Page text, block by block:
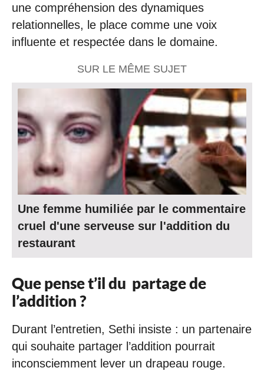
une compréhension des dynamiques
relationnelles, le place comme une voix
influente et respectée dans le domaine.
SUR LE MÊME SUJET
Une femme humiliée par le commentaire
cruel d'une serveuse sur l'addition du
restaurant
Que pense t’il du partage de
l’addition ?
Durant l’entretien, Sethi insiste : un partenaire
qui souhaite partager l’addition pourrait
inconsciemment lever un drapeau rouge.